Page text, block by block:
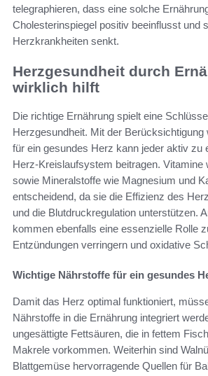
telegraphieren, dass eine solche
Cholesterinspiegel positiv beeinflusst und
Herzkrankheiten senkt.
Herzgesundheit durch
wirklich hilft
Die richtige Ernährung spielt eine
Herzgesundheit. Mit der Berücksichtigung
für ein gesundes Herz kann jeder aktiv zu
Herz-Kreislaufsystem beitragen. Vitamine
sowie Mineralstoffe wie Magnesium und
entscheidend, da sie die Effizienz des
und die Blutdruckregulation unterstützen.
kommen ebenfalls eine essenzielle Rolle
Entzündungen verringern und oxidative
Wichtige Nährstoffe für ein gesundes
Damit das Herz optimal funktioniert,
Nährstoffe in die Ernährung integriert
ungesättigte Fettsäuren, die in fettem
Makrele vorkommen. Weiterhin sind
Blattgemüse hervorragende Quellen für